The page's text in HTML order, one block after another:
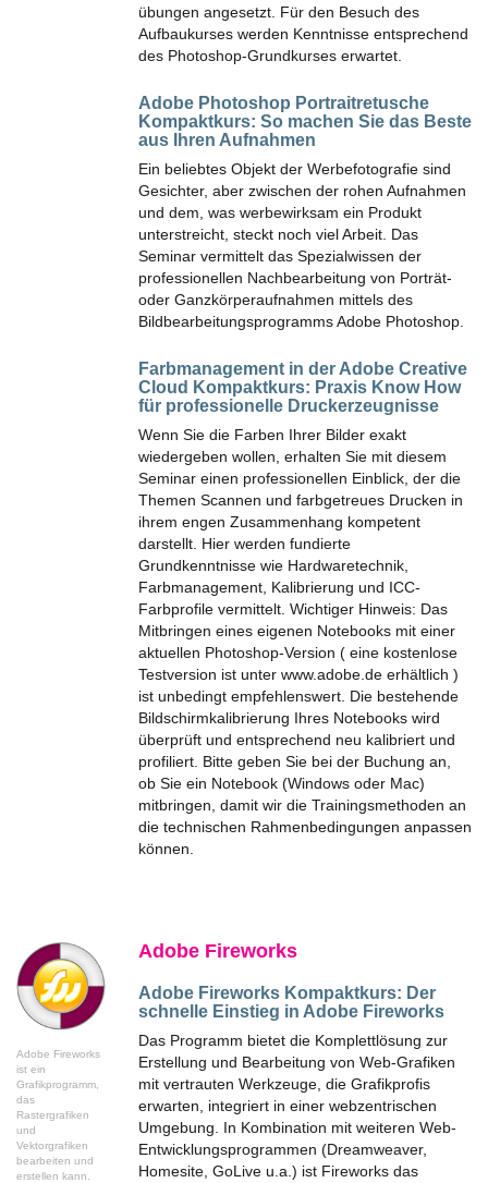
übungen angesetzt. Für den Besuch des
Aufbaukurses werden Kenntnisse entsprechend
des Photoshop-Grundkurses erwartet.
Adobe Photoshop Portraitretusche
Kompaktkurs: So machen Sie das Beste
aus Ihren Aufnahmen
Ein beliebtes Objekt der Werbefotografie sind
Gesichter, aber zwischen der rohen Aufnahmen
und dem, was werbewirksam ein Produkt
unterstreicht, steckt noch viel Arbeit. Das
Seminar vermittelt das Spezialwissen der
professionellen Nachbearbeitung von Porträt-
oder Ganzkörperaufnahmen mittels des
Bildbearbeitungsprogramms Adobe Photoshop.
Farbmanagement in der Adobe Creative
Cloud Kompaktkurs: Praxis Know How
für professionelle Druckerzeugnisse
Wenn Sie die Farben Ihrer Bilder exakt
wiedergeben wollen, erhalten Sie mit diesem
Seminar einen professionellen Einblick, der die
Themen Scannen und farbgetreues Drucken in
ihrem engen Zusammenhang kompetent
darstellt. Hier werden fundierte
Grundkenntnisse wie Hardwaretechnik,
Farbmanagement, Kalibrierung und ICC-
Farbprofile vermittelt. Wichtiger Hinweis: Das
Mitbringen eines eigenen Notebooks mit einer
aktuellen Photoshop-Version ( eine kostenlose
Testversion ist unter www.adobe.de erhältlich )
ist unbedingt empfehlenswert. Die bestehende
Bildschirmkalibrierung Ihres Notebooks wird
überprüft und entsprechend neu kalibriert und
profiliert. Bitte geben Sie bei der Buchung an,
ob Sie ein Notebook (Windows oder Mac)
mitbringen, damit wir die Trainingsmethoden an
die technischen Rahmenbedingungen anpassen
können.
Adobe Fireworks
ist ein
Grafikprogramm,
das
Rastergrafiken
und
Vektorgrafiken
bearbeiten und
erstellen kann.
Adobe Fireworks
Adobe Fireworks Kompaktkurs: Der
schnelle Einstieg in Adobe Fireworks
Das Programm bietet die Komplettlösung zur
Erstellung und Bearbeitung von Web-Grafiken
mit vertrauten Werkzeuge, die Grafikprofis
erwarten, integriert in einer webzentrischen
Umgebung. In Kombination mit weiteren Web-
Entwicklungsprogrammen (Dreamweaver,
Homesite, GoLive u.a.) ist Fireworks das